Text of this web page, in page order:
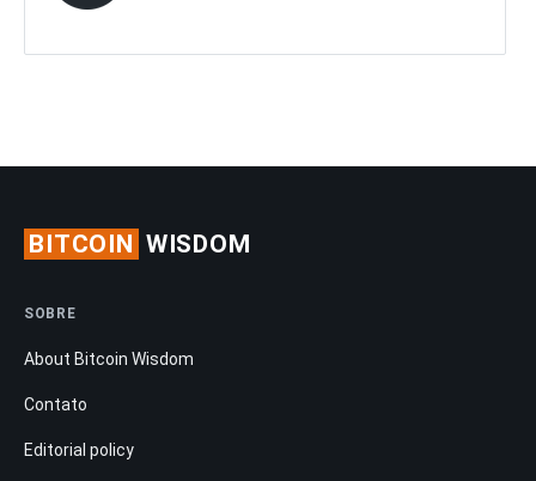
BITCOIN WISDOM
SOBRE
About Bitcoin Wisdom
Contato
Editorial policy